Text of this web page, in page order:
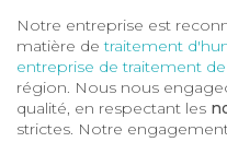
Notre entreprise est
matière detraitement
entreprise de traitement
région. Nous nous
qualité, en respectant les
strictes. Notre